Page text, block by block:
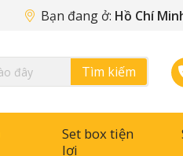
Bạn đang ở: Hồ Chí
Tìm kiếm
Set box tiện
lợi